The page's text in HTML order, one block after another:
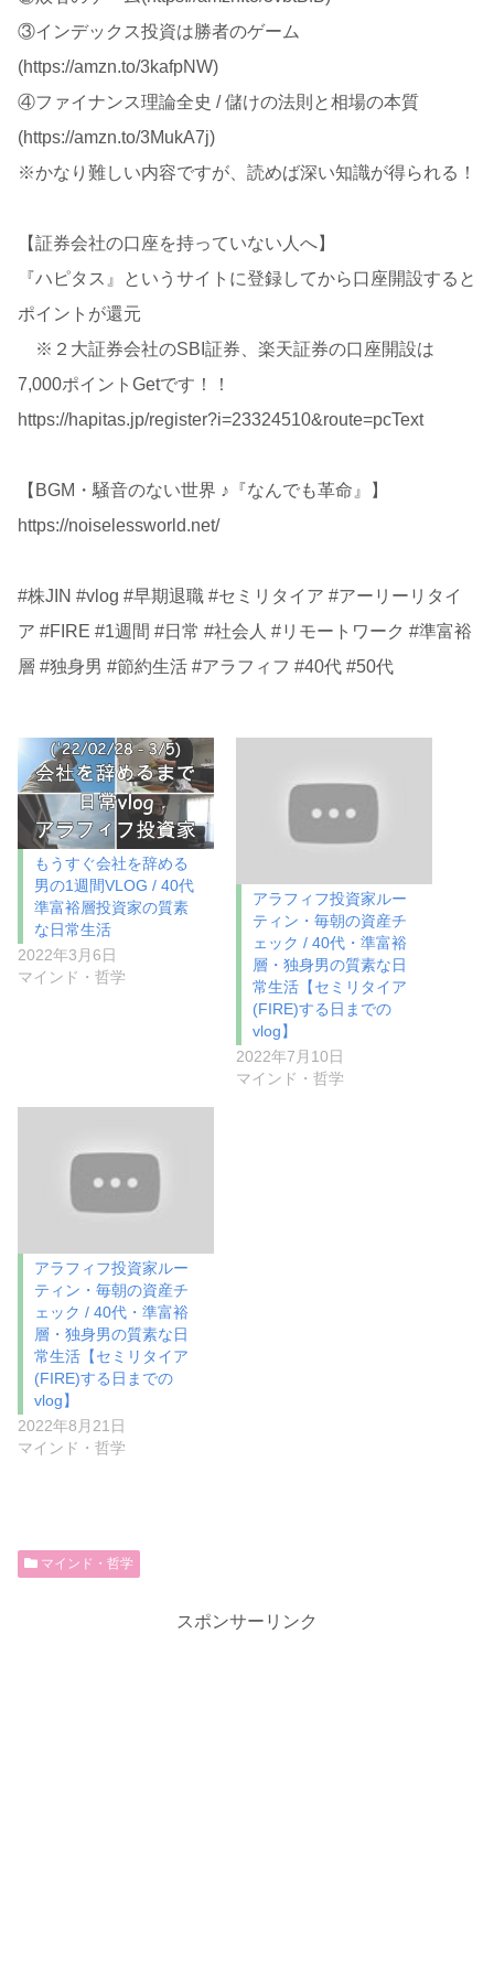
③インデックス投資は勝者のゲーム
(https://amzn.to/3kafpNW)
④ファイナンス理論全史 / 儲けの法則と相場の本質
(https://amzn.to/3MukA7j)
※かなり難しい内容ですが、読めば深い知識が得られる！
【証券会社の口座を持っていない人へ】
『ハピタス』というサイトに登録してから口座開設すると
ポイントが還元
※２大証券会社のSBI証券、楽天証券の口座開設は
7,000ポイントGetです！！
https://hapitas.jp/register?i=23324510&route=pcText
【BGM・騒音のない世界 ♪『なんでも革命』】
https://noiselessworld.net/
#株JIN #vlog #早期退職 #セミリタイア #アーリーリタイ
ア #FIRE #1週間 #日常 #社会人 #リモートワーク #準富裕
層 #独身男 #節約生活 #アラフィフ #40代 #50代
もうすぐ会社を辞める
男の1週間VLOG / 40代
準富裕層投資家の質素
な日常生活
2022年3月6日
マインド・哲学
アラフィフ投資家ルー
ティン・毎朝の資産チ
ェック / 40代・準富裕
層・独身男の質素な日
常生活【セミリタイア
(FIRE)する日までの
vlog】
2022年7月10日
マインド・哲学
アラフィフ投資家ルー
ティン・毎朝の資産チ
ェック / 40代・準富裕
層・独身男の質素な日
常生活【セミリタイア
(FIRE)する日までの
vlog】
2022年8月21日
マインド・哲学
マインド・哲学
スポンサーリンク